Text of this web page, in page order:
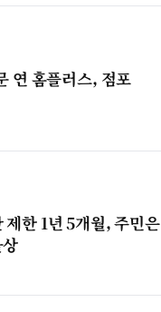
연 홈플러스, 점포
제한 1년 5개월, 주민은